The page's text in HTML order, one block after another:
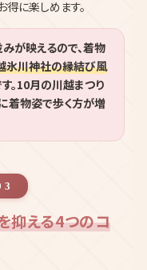
に楽しめます。
が映えるので、着物
氷川神社の縁結び風
。10月の川越まつり
着物姿で歩く方が増
抑える4つのコ